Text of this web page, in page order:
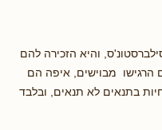
והיא הזכירה להם
הרגישו מבוישים, איפה הם
בתנאים לא תנאים, ובלבד